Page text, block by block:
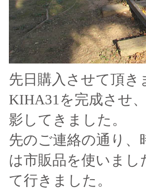
先日購入させて頂き
KIHA31を完成させ
影してきました。
先のご連絡の通り、
は市販品を使いま
て行きました。